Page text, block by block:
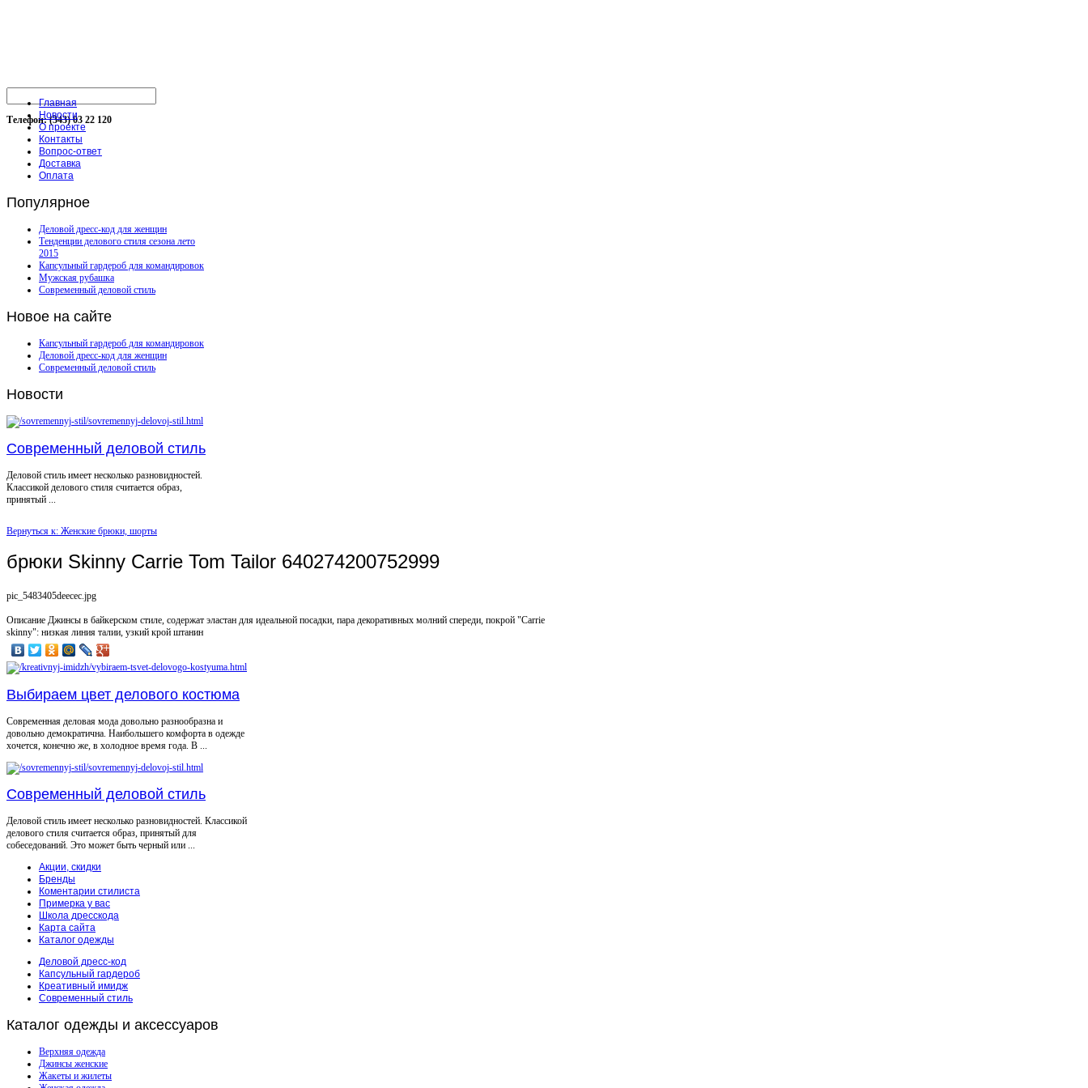
Телефон: (343) 03 22 120
Главная
Новости
О проекте
Контакты
Вопрос-ответ
Доставка
Оплата
Популярное
Деловой дресс-код для женщин
Тенденции делового стиля сезона лето
2015
Капсульный гардероб для командировок
Мужская рубашка
Современный деловой стиль
Новое на сайте
Капсульный гардероб для командировок
Деловой дресс-код для женщин
Современный деловой стиль
Новости
Современный деловой стиль
Деловой стиль имеет несколько разновидностей.
Классикой делового стиля считается образ,
принятый ...
Вернуться к: Женские брюки, шорты
брюки Skinny Carrie Tom Tailor 640274200752999
pic_5483405deecec.jpg
Описание Джинсы в байкерском стиле, содержат эластан для идеальной посадки, пара декоративных молний спереди, покрой "Carrie
skinny": низкая линия талии, узкий крой штанин
Выбираем цвет делового костюма
Современная деловая мода довольно разнообразна и
довольно демократична. Наибольшего комфорта в одежде
хочется, конечно же, в холодное время года. В ...
Современный деловой стиль
Деловой стиль имеет несколько разновидностей. Классикой
делового стиля считается образ, принятый для
собеседований. Это может быть черный или ...
Акции, скидки
Бренды
Коментарии стилиста
Примерка у вас
Школа дресскода
Карта сайта
Каталог одежды
Деловой дресс-код
Капсульный гардероб
Креативный имидж
Современный стиль
Каталог одежды и аксессуаров
Верхняя одежда
Джинсы женские
Жакеты и жилеты